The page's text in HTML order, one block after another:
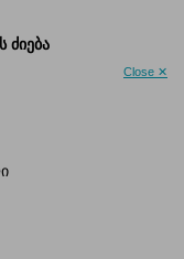
Close ✕
ძიება